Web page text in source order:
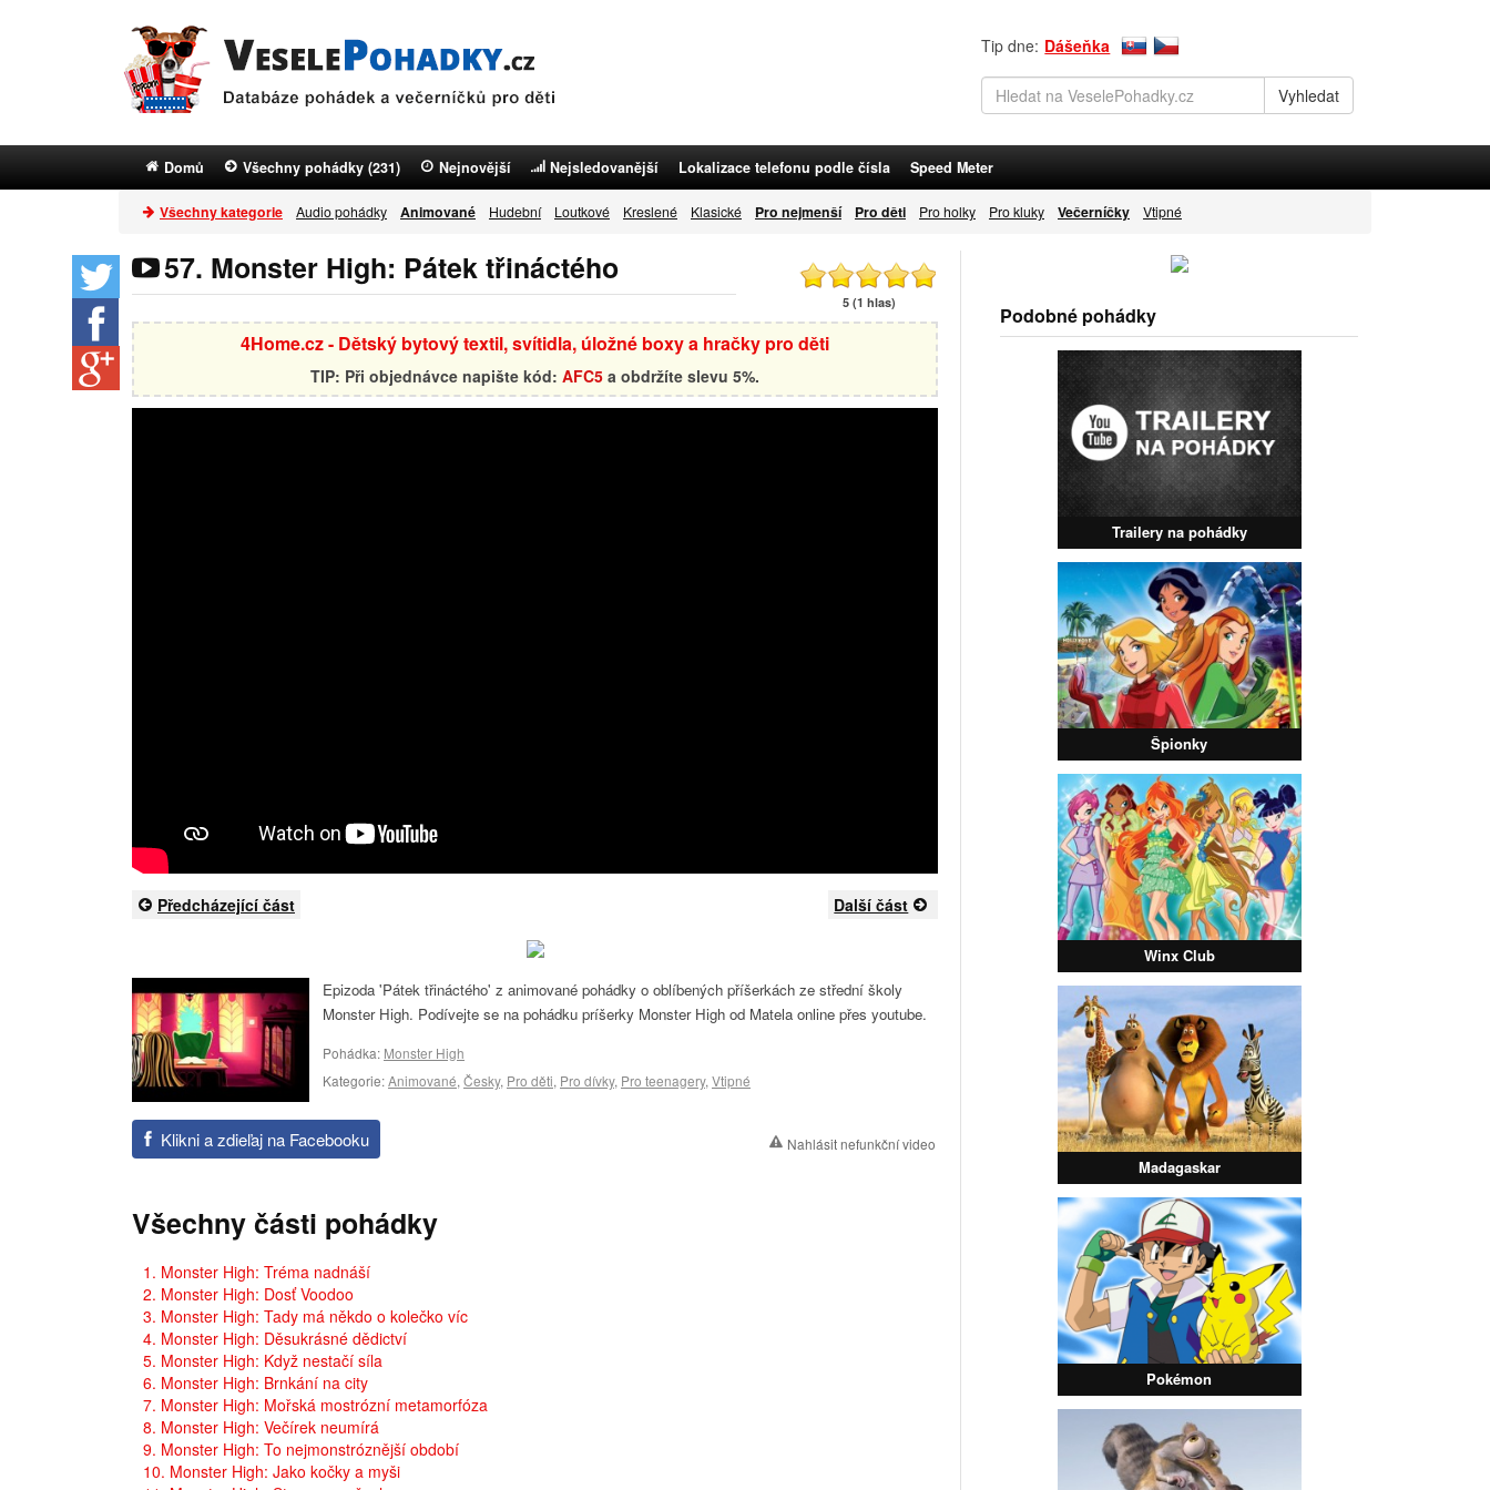
Tip dne: Dášeňka
Domů Všechny pohádky (231) Nejnovější Nejsledovanější Lokalizace telefonu podle čísla Speed Meter
Všechny kategorie Audio pohádky Animované Hudební Loutkové Kreslené Klasické Pro nejmenší Pro děti Pro holky Pro kluky Večerníčky Vtipné
57. Monster High: Pátek třináctého
5 (1 hlas)
4Home.cz - Dětský bytový textil, svítidla, úložné boxy a hračky pro děti
TIP: Při objednávce napište kód:AFC5 a obdržíte slevu 5%.
Předcházející část Další část
Epizoda 'Pátek třináctého' z animované pohádky o oblíbených příšerkách ze střední školy
Monster High. Podívejte se na pohádku príšerky Monster High od Matela online přes youtube.
Pohádka: Monster High
Kategorie:Animované, Česky, Pro děti, Pro dívky, Pro teenagery, Vtipné
Klikni a zdieľaj na Facebooku Nahlásit nefunkční video
Všechny části pohádky
1. Monster High: Tréma nadnáší
2. Monster High: Dosť Voodoo
3. Monster High: Tady má někdo o kolečko víc
4. Monster High: Děsukrásné dědictví
5. Monster High: Když nestačí síla
6. Monster High: Brnkání na city
7. Monster High: Mořská mostrózní metamorfóza
8. Monster High: Večírek neumírá
9. Monster High: To nejmonstróznější období
10. Monster High: Jako kočky a myši
Podobné pohádky
Trailery na pohádky
Špionky
Winx Club
Madagaskar
Pokémon